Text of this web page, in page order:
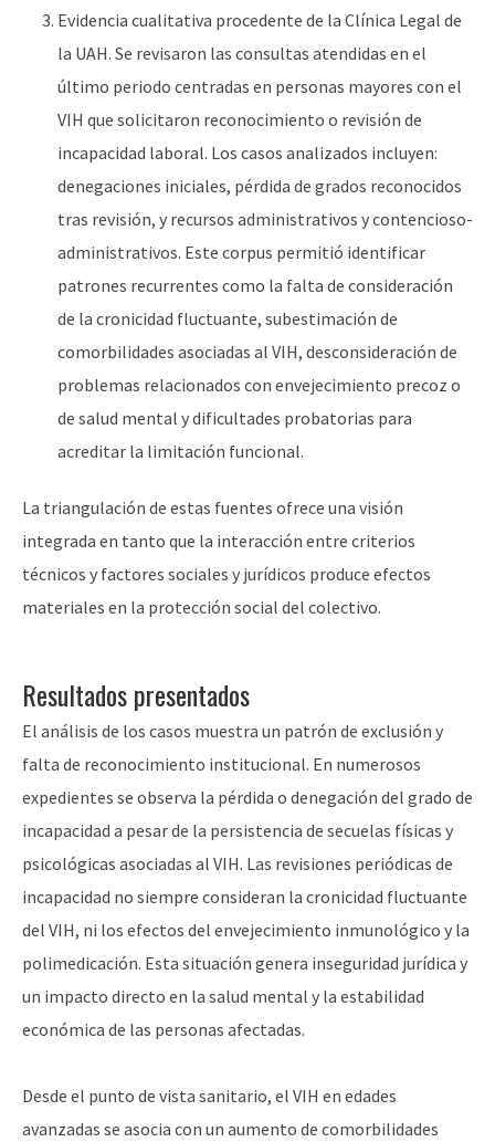
Evidencia cualitativa procedente de la Clínica Legal de
la UAH. Se revisaron las consultas atendidas en el
último periodo centradas en personas mayores con el
VIH que solicitaron reconocimiento o revisión de
incapacidad laboral. Los casos analizados incluyen:
denegaciones iniciales, pérdida de grados reconocidos
tras revisión, y recursos administrativos y contencioso-
administrativos. Este corpus permitió identificar
patrones recurrentes como la falta de consideración
de la cronicidad fluctuante, subestimación de
comorbilidades asociadas al VIH, desconsideración de
problemas relacionados con envejecimiento precoz o
de salud mental y dificultades probatorias para
acreditar la limitación funcional.
La triangulación de estas fuentes ofrece una visión
integrada en tanto que la interacción entre criterios
técnicos y factores sociales y jurídicos produce efectos
materiales en la protección social del colectivo.
Resultados presentados
El análisis de los casos muestra un patrón de exclusión y
falta de reconocimiento institucional. En numerosos
expedientes se observa la pérdida o denegación del grado de
incapacidad a pesar de la persistencia de secuelas físicas y
psicológicas asociadas al VIH. Las revisiones periódicas de
incapacidad no siempre consideran la cronicidad fluctuante
del VIH, ni los efectos del envejecimiento inmunológico y la
polimedicación. Esta situación genera inseguridad jurídica y
un impacto directo en la salud mental y la estabilidad
económica de las personas afectadas.
Desde el punto de vista sanitario, el VIH en edades
avanzadas se asocia con un aumento de comorbilidades